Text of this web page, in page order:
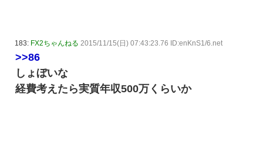
183: FX2ちゃんねる 2015/11/15(日) 07:43:23.76 ID:enKnS1/6.net
>>86
しょぼいな
経費考えたら実質年収500万くらいか